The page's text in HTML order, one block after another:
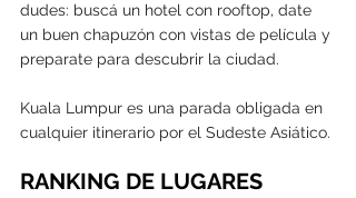
dudes: buscá un hotel con rooftop, date
un buen chapuzón con vistas de película y
preparate para descubrir la ciudad.
Kuala Lumpur es una parada obligada en
cualquier itinerario por el Sudeste Asiático.
RANKING DE LUGARES